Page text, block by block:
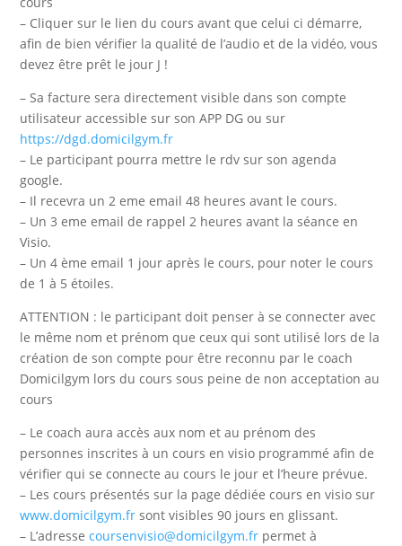
– Cliquer sur le lien du cours avant que celui ci démarre,
afin de bien vérifier la qualité de l’audio et de la vidéo, vous
devez être prêt le jour J !
– Sa facture sera directement visible dans son compte
utilisateur accessible sur son APP DG ou sur
https://dgd.domicilgym.fr
– Le participant pourra mettre le rdv sur son agenda
google.
– Il recevra un 2 eme email 48 heures avant le cours.
– Un 3 eme email de rappel 2 heures avant la séance en
Visio.
– Un 4 ème email 1 jour après le cours, pour noter le cours
de 1 à 5 étoiles.
ATTENTION : le participant doit penser à se connecter avec
le même nom et prénom que ceux qui sont utilisé lors de la
création de son compte pour être reconnu par le coach
Domicilgym lors du cours sous peine de non acceptation au
cours
– Le coach aura accès aux nom et au prénom des
personnes inscrites à un cours en visio programmé afin de
vérifier qui se connecte au cours le jour et l’heure prévue.
– Les cours présentés sur la page dédiée cours en visio sur
www.domicilgym.fr sont visibles 90 jours en glissant.
– L’adressecoursenvisio@domicilgym.fr permet à